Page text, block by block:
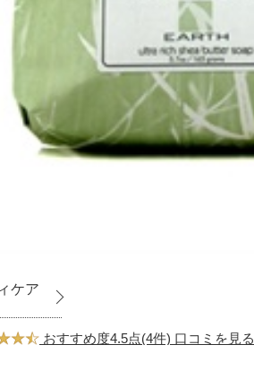
ケア
おすすめ度4.5点(4件) 口コミを見る